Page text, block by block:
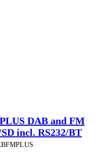
DAB and FM
incl. RS232/BT